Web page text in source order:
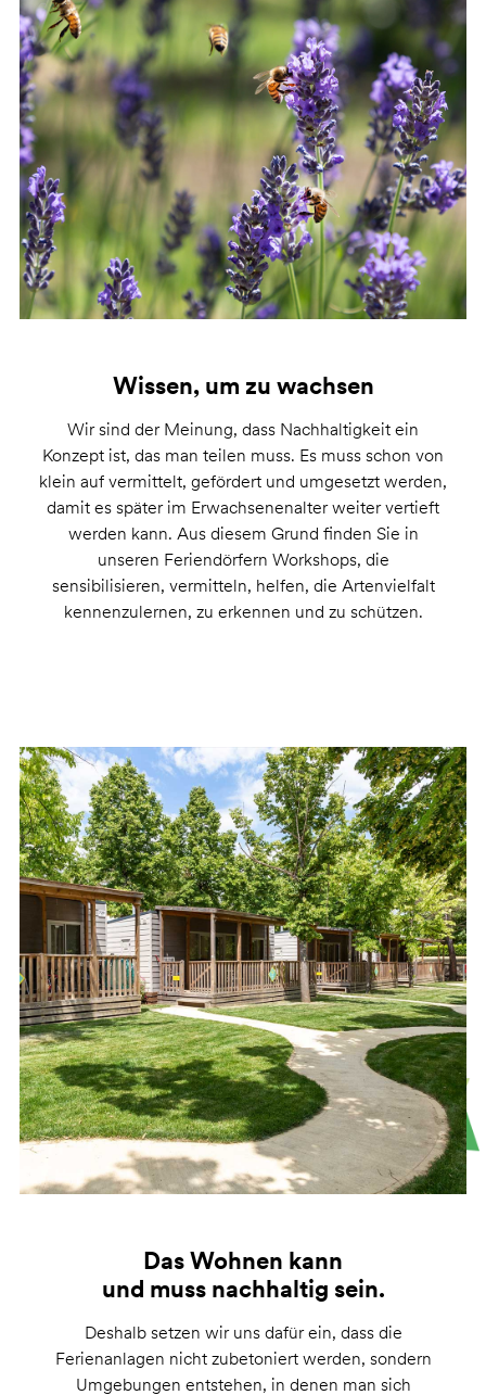
Wissen, um zu wachsen
Wir sind der Meinung, dass Nachhaltigkeit ein
Konzept ist, das man teilen muss. Es muss schon von
klein auf vermittelt, gefördert und umgesetzt werden,
damit es später im Erwachsenenalter weiter vertieft
werden kann. Aus diesem Grund finden Sie in
unseren Feriendörfern Workshops, die
sensibilisieren, vermitteln, helfen, die Artenvielfalt
kennenzulernen, zu erkennen und zu schützen.
Das Wohnen kann
und muss nachhaltig sein.
Deshalb setzen wir uns dafür ein, dass die
Ferienanlagen nicht zubetoniert werden, sondern
Umgebungen entstehen, in denen man sich